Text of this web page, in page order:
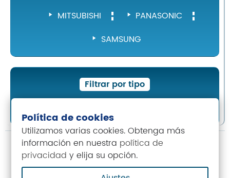
MITSUBISHI
PANASONIC
SAMSUNG
Filtrar por tipo
Mostrando 13–14 de 14 resultados
Política de cookies
Utilizamos varias cookies. Obtenga más
información en nuestra política de
privacidad y elija su opción.